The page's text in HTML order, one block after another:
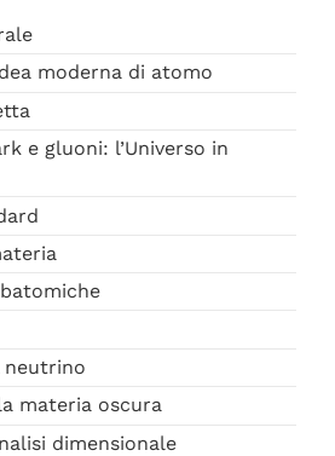
moderna di atomo
e gluoni: l’Universo in
neutrino
materia oscura
dimensionale